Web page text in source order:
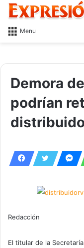
Menu
Demora
podrían
Redacción
El titular de la